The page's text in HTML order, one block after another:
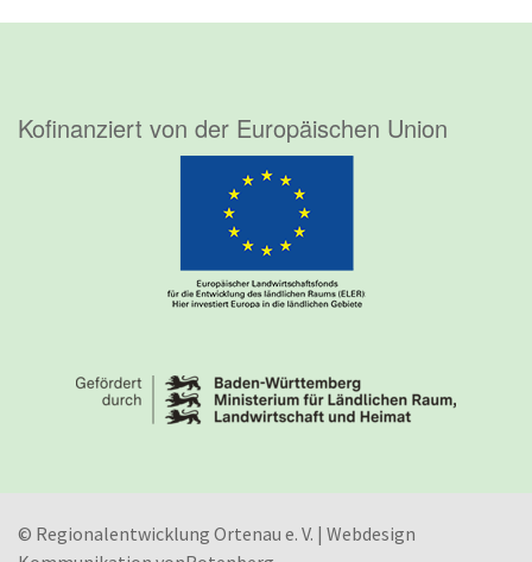
Kofinanziert von der Europäischen Union
© Regionalentwicklung Ortenau e. V. | Webdesign